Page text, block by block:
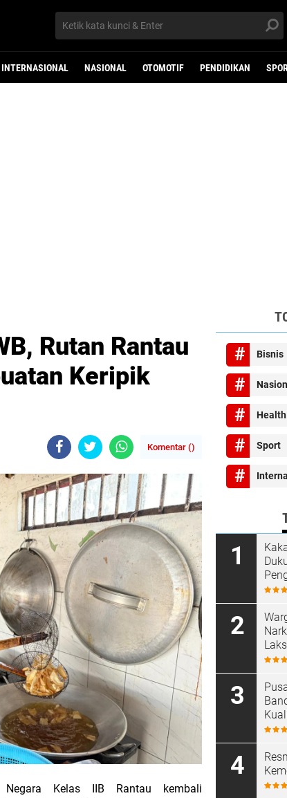
INTERNASIONAL NASIONAL OTOMOTIF PENDIDIKAN
Rutan Rantau
Keripik
Komentar ()
Kelas IIB Rantau kembali
Bisnis
Health
Sport